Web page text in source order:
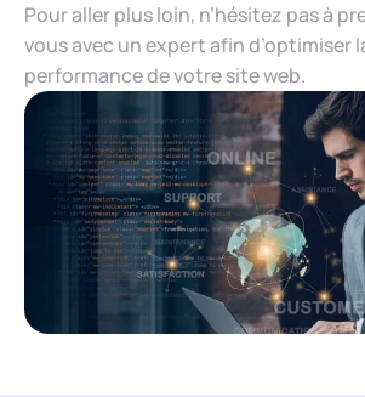
Pour aller plus loin, n’hésitez pas à
vous avec un expert afin d’optimiser
performance de votre site web.